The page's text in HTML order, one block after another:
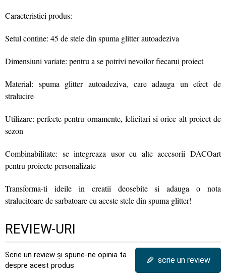
Caracteristici produs:
Setul contine: 45 de stele din spuma glitter autoadeziva
Dimensiuni variate: pentru a se potrivi nevoilor fiecarui proiect
Material: spuma glitter autoadeziva, care adauga un efect de
stralucire
Utilizare: perfecte pentru ornamente, felicitari si orice alt proiect de
sezon
Combinabilitate: se integreaza usor cu alte accesorii DACOart
pentru proiecte personalizate
Transforma-ti ideile in creatii deosebite si adauga o nota
stralucitoare de sarbatoare cu aceste stele din spuma glitter!
REVIEW-URI
Scrie un review și spune-ne opinia ta
despre acest produs
✎ scrie un review